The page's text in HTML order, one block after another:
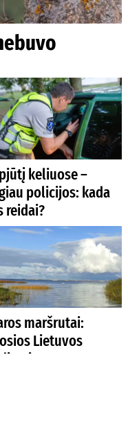
keliuose –
policijos: kada
reidai?
maršrutai:
Lietuvos